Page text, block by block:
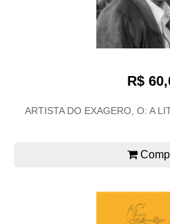
R$
ARTISTA DO EXAGERO, O: A